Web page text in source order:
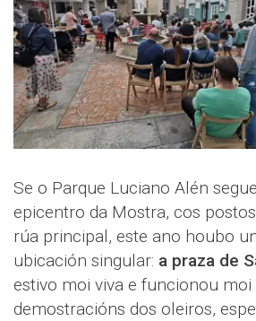
Se o Parque Luciano Alén
epicentro da Mostra, cos
rúa principal, este ano houbo
ubicación singular: a praza de
estivo moi viva e funcionou moi
demostracións dos oleiros,